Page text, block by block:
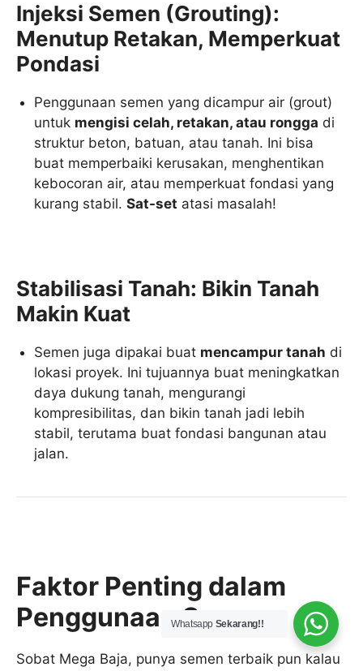
Injeksi Semen (Grouting):
Menutup Retakan, Memperkuat
Pondasi
Penggunaan semen yang dicampur air (grout)
untuk mengisi celah, retakan, atau rongga di
struktur beton, batuan, atau tanah. Ini bisa
buat memperbaiki kerusakan, menghentikan
kebocoran air, atau memperkuat fondasi yang
kurang stabil.Sat-set atasi masalah!
Stabilisasi Tanah: Bikin Tanah
Makin Kuat
Semen juga dipakai buat mencampur tanah di
lokasi proyek. Ini tujuannya buat meningkatkan
daya dukung tanah, mengurangi
kompresibilitas, dan bikin tanah jadi lebih
stabil, terutama buat fondasi bangunan atau
jalan.
Faktor Penting dalam
Penggunaan Semen:
Sobat Mega Baja, punya semen terbaik pun kalau
Whatsapp Sekarang!!